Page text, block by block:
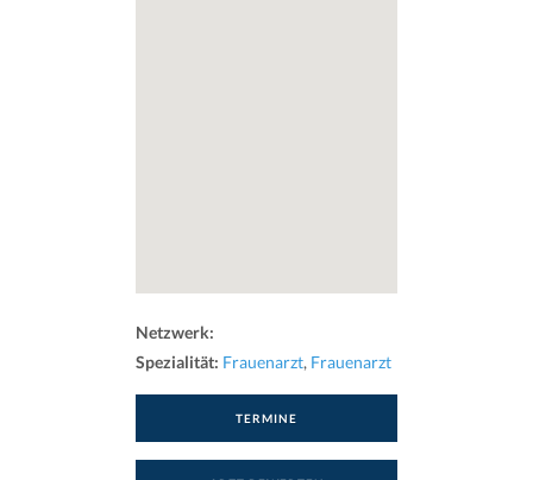
Netzwerk:
Spezialität: Frauenarzt, Frauenarzt
TERMINE